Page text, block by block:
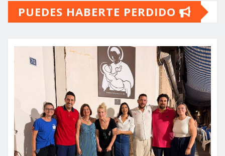
PUEDES HABERTE PERDIDO